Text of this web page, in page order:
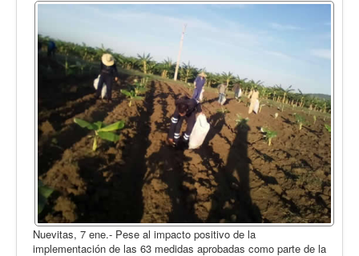
Nuevitas, 7 ene.- Pese al impacto positivo de la
implementación de las 63 medidas aprobadas como parte de la